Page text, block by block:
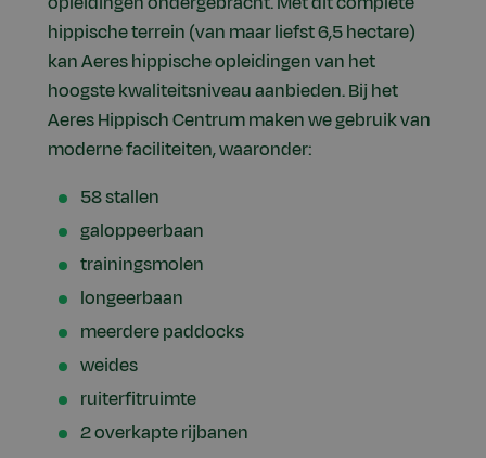
hippische terrein (van maar liefst 6,5 hectare)
kan Aeres hippische opleidingen van het
hoogste kwaliteitsniveau aanbieden. Bij het
Aeres Hippisch Centrum maken we gebruik van
moderne faciliteiten, waaronder:
58 stallen
galoppeerbaan
trainingsmolen
longeerbaan
meerdere paddocks
weides
ruiterfitruimte
2 overkapte rijbanen